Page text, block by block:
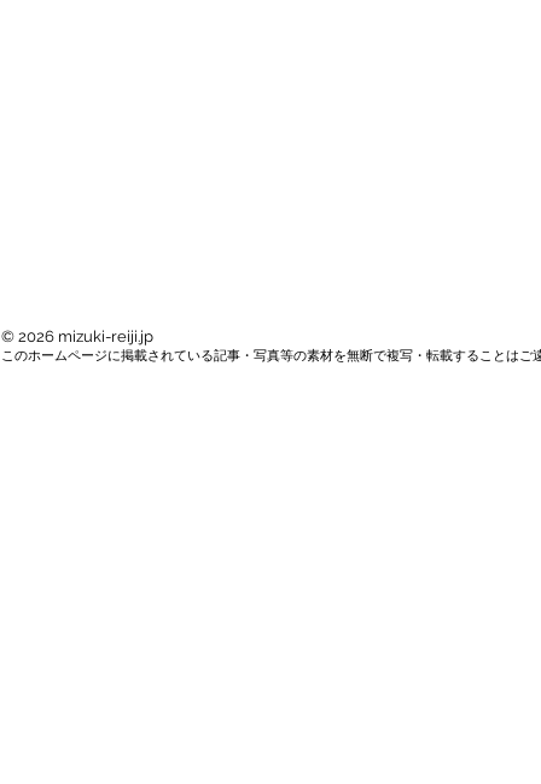
© 2026 mizuki-reiji.jp
このホームページに掲載されている記事・写真等の素材を無断で複写・転載することはご